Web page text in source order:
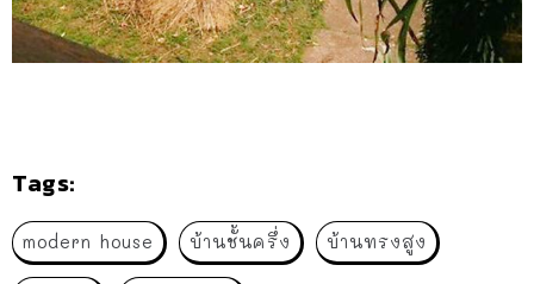
Tags:
modern house บ้านชั้นครึ่ง บ้านทรงสูง